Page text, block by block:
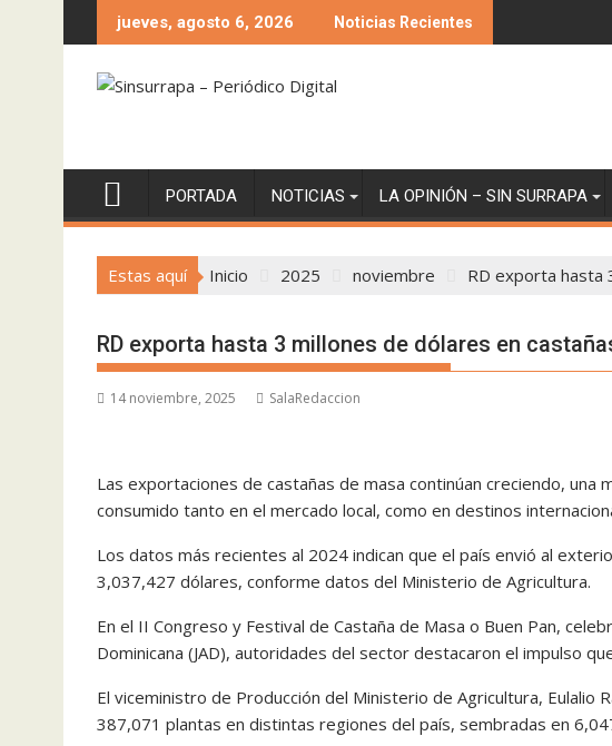
al
jueves, agosto 6, 2026 Noticias Recientes
PORTADA NOTICIAS LA OPINIÓN – SIN SURRAPA
Estas aquí Inicio 2025 noviembre RD exporta hasta
RD exporta hasta 3 millones de dólares en
14 noviembre, 2025 SalaRedaccion
Las exportaciones de castañas de masa continúan creciendo,
consumido tanto en el mercado local, como en destinos
Los datos más recientes al 2024 indican que el país envió al
3,037,427 dólares, conforme datos del Ministerio de Agricultura.
En el II Congreso y Festival de Castaña de Masa o Buen Pan,
Dominicana (JAD), autoridades del sector destacaron el impulso
El viceministro de Producción del Ministerio de Agricultura, Eulalio
387,071 plantas en distintas regiones del país, sembradas en